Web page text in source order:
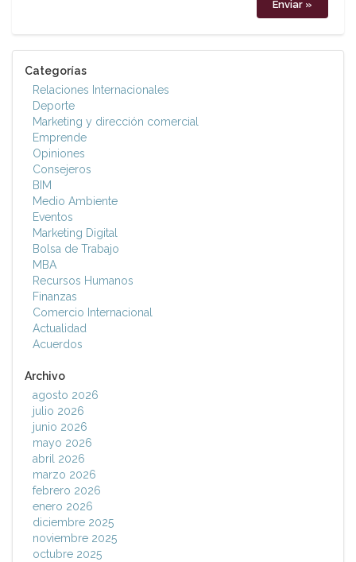
Categorías
Relaciones Internacionales
Deporte
Marketing y dirección comercial
Emprende
Opiniones
Consejeros
BIM
Medio Ambiente
Eventos
Marketing Digital
Bolsa de Trabajo
MBA
Recursos Humanos
Finanzas
Comercio Internacional
Actualidad
Acuerdos
Archivo
agosto 2026
julio 2026
junio 2026
mayo 2026
abril 2026
marzo 2026
febrero 2026
enero 2026
diciembre 2025
noviembre 2025
octubre 2025